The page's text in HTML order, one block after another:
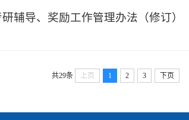
辅导、奖励工作管理办法（修订）
共29条 上页 1 2 3 下页